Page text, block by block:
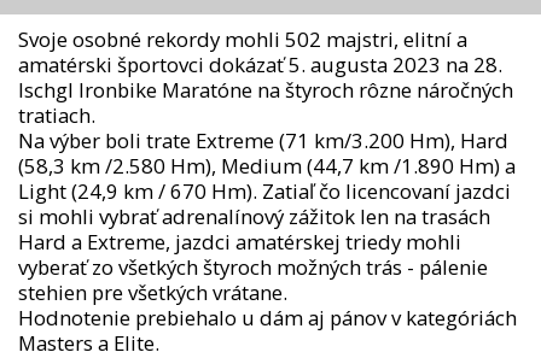
Svoje osobné rekordy mohli 502 majstri, elitní a
amatérski športovci dokázať 5. augusta 2023 na 28.
Ischgl Ironbike Maratóne na štyroch rôzne náročných
tratiach.
Na výber boli trate Extreme (71 km/3.200 Hm), Hard
(58,3 km /2.580 Hm), Medium (44,7 km /1.890 Hm) a
Light (24,9 km / 670 Hm). Zatiaľ čo licencovaní jazdci
si mohli vybrať adrenalínový zážitok len na trasách
Hard a Extreme, jazdci amatérskej triedy mohli
vyberať zo všetkých štyroch možných trás - pálenie
stehien pre všetkých vrátane.
Hodnotenie prebiehalo u dám aj pánov v kategóriách
Masters a Elite.